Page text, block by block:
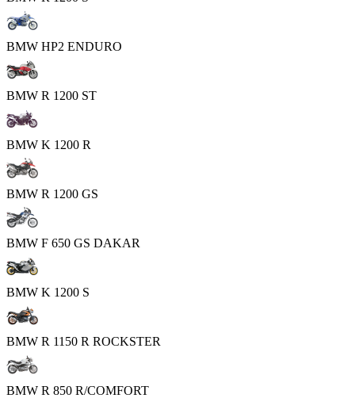
BMW HP2 ENDURO
BMW R 1200 ST
BMW K 1200 R
BMW R 1200 GS
BMW F 650 GS DAKAR
BMW K 1200 S
BMW R 1150 R ROCKSTER
BMW R 850 R/COMFORT